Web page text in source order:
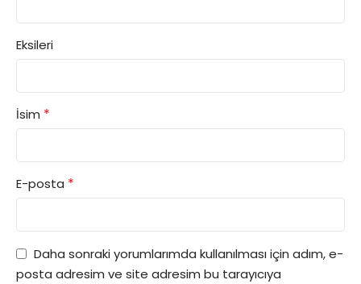
Eksileri
İsim *
E-posta *
Daha sonraki yorumlarımda kullanılması için adım, e-
posta adresim ve site adresim bu tarayıcıya